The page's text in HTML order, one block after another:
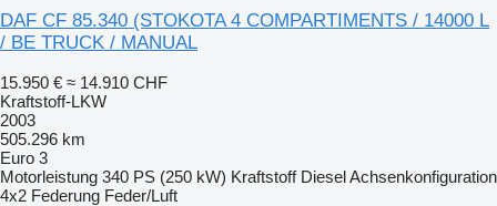
DAF CF 85.340 (STOKOTA 4 COMPARTIMENTS / 14000 L
/ BE TRUCK / MANUAL
15.950 € ≈ 14.910 CHF
Kraftstoff-LKW
2003
505.296 km
Euro 3
Motorleistung 340 PS (250 kW) Kraftstoff DieselAchsenkonfiguration
4x2 Federung Feder/Luft